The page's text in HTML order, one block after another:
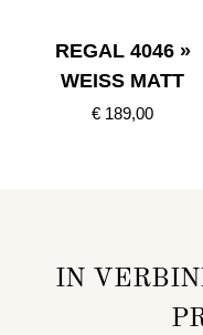
REGAL 4046 »
WEISS MATT
€ 189,00
IN